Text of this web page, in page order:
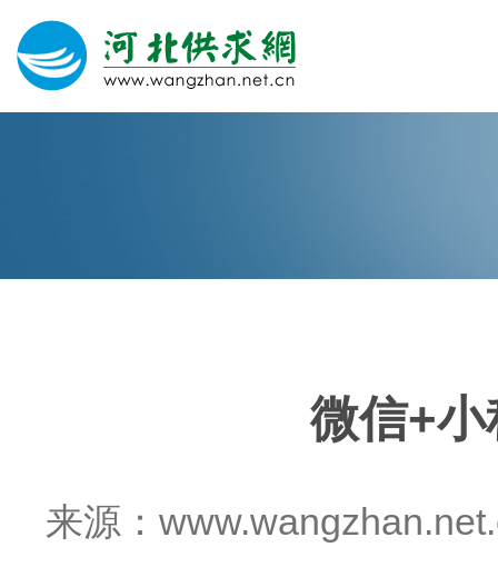
微信+
来源：